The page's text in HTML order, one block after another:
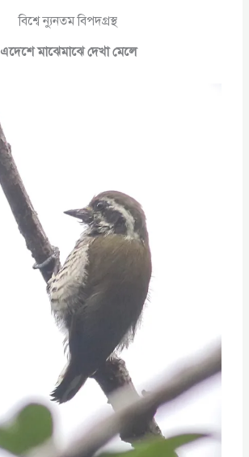
বিশ্বে ন্যুনতম বিপদগ্রস্থ
এদেশে মাঝেমাঝে দেখা মেলে